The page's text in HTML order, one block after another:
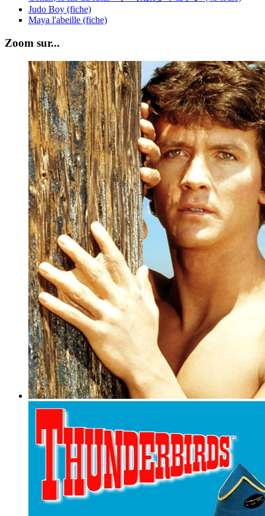
Judo Boy (fiche)
Maya l'abeille (fiche)
Zoom sur...